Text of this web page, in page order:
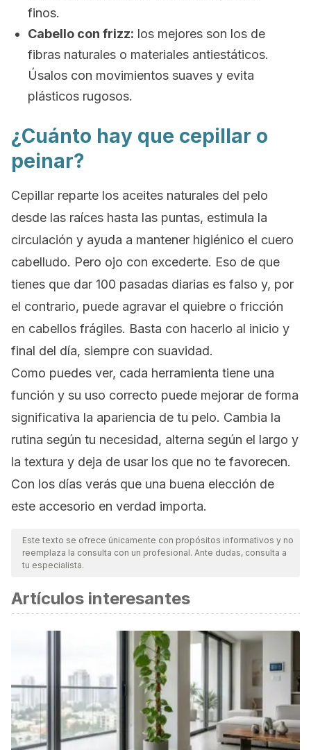
finos.
Cabello con frizz: los mejores son los de
fibras naturales o materiales antiestáticos.
Úsalos con movimientos suaves y evita
plásticos rugosos.
¿Cuánto hay que cepillar o
peinar?
Cepillar reparte los aceites naturales del pelo
desde las raíces hasta las puntas, estimula la
circulación y ayuda a mantener higiénico el cuero
cabelludo. Pero ojo con excederte. Eso de que
tienes que dar 100 pasadas diarias es falso y, por
el contrario, puede agravar el quiebre o fricción
en cabellos frágiles. Basta con hacerlo al inicio y
final del día, siempre con suavidad.
Como puedes ver, cada herramienta tiene una
función y su uso correcto puede mejorar de forma
significativa la apariencia de tu pelo. Cambia la
rutina según tu necesidad, alterna según el largo y
la textura y deja de usar los que no te favorecen.
Con los días verás que una buena elección de
este accesorio en verdad importa.
Este texto se ofrece únicamente con propósitos informativos y no
reemplaza la consulta con un profesional. Ante dudas, consulta a
tu especialista.
Artículos interesantes